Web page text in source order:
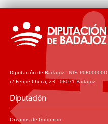
Diputación de Badajoz - NIF: P0600000D
c/ Felipe Checa, 23 - 06071 Badajoz
Diputación
Órganos de Gobierno